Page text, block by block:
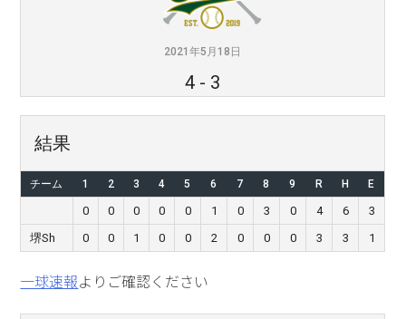
2021年5月18日
4 - 3
結果
チーム 1 2 3 4 5 6 7 8 9 R H E
0 0 0 0 0 1 0 3 0 4 6
3
堺Sh
0 0 1 0 0 2 0 0 0 3 3 1
一球速報よりご確認ください